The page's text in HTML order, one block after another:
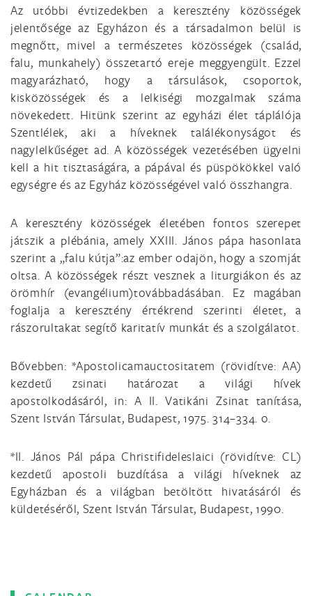
Az utóbbi évtizedekben a keresztény közösségek
jelentősége az Egyházon és a társadalmon belül is
megnőtt, mivel a természetes közösségek (család,
falu, munkahely) összetartó ereje meggyengült. Ezzel
magyarázható, hogy a társulások, csoportok,
kisközösségek és a lelkiségi mozgalmak száma
növekedett. Hitünk szerint az egyházi élet táplálója
Szentlélek, aki a híveknek találékonyságot és
nagylelkűséget ad. A közösségek vezetésében ügyelni
kell a hit tisztaságára, a pápával és püspökökkel való
egységre és az Egyház közösségével való összhangra.
A keresztény közösségek életében fontos szerepet
játszik a plébánia, amely XXIII. János pápa hasonlata
szerint a „falu kútja”:az ember odajön, hogy a szomját
oltsa. A közösségek részt vesznek a liturgiákon és az
örömhír (evangélium)továbbadásában. Ez magában
foglalja a keresztény értékrend szerinti életet, a
rászorultakat segítő karitatív munkát és a szolgálatot.
Bővebben: *Apostolicamauctositatem (rövidítve: AA)
kezdetű zsinati határozat a világi hívek
apostolkodásáról, in: A II. Vatikáni Zsinat tanítása,
Szent István Társulat, Budapest, 1975. 314–334. o.
*II. János Pál pápa Christifideleslaici (rövidítve: CL)
kezdetű apostoli buzdítása a világi híveknek az
Egyházban és a világban betöltött hivatásáról és
küldetéséről, Szent István Társulat, Budapest, 1990.